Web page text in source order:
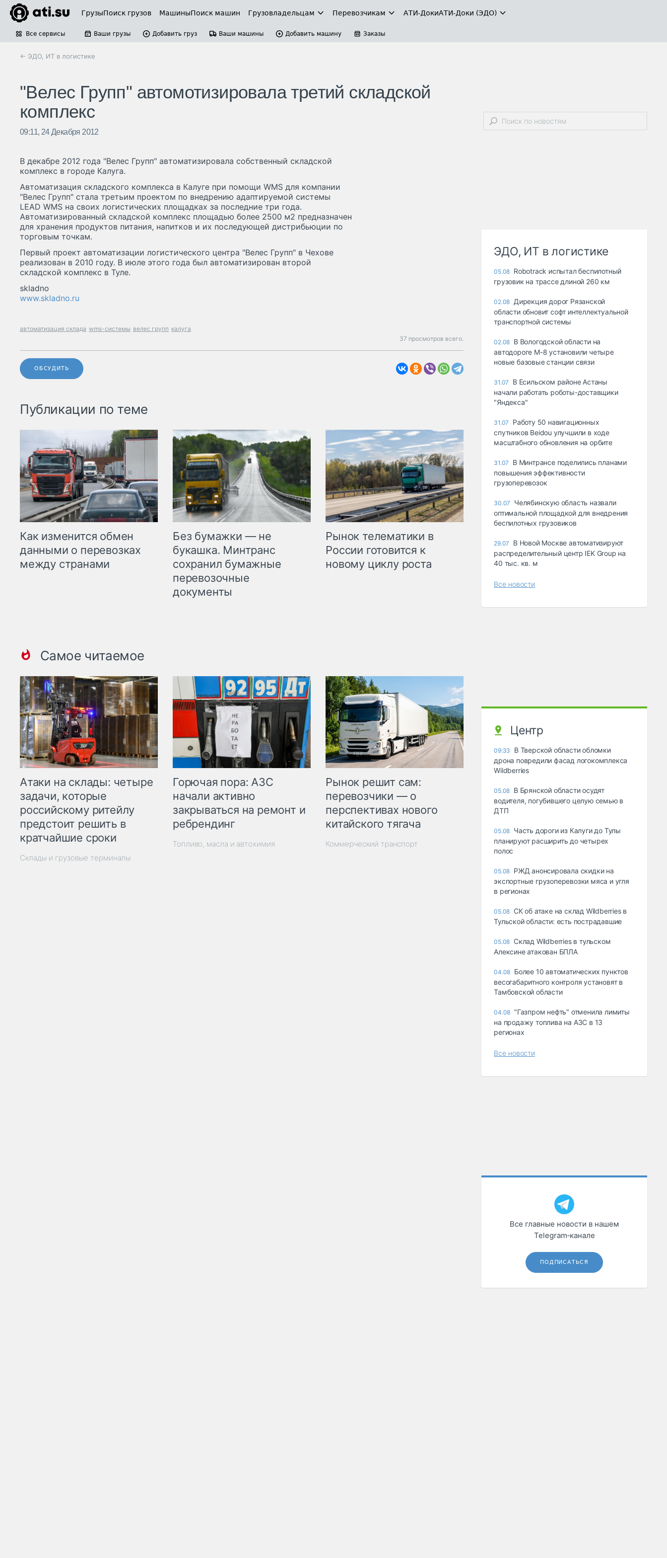
ГрузыПоиск грузов МашиныПоиск машин Грузовладельцам Перевозчикам АТИ-ДокиАТИ-Доки (ЭДО)
Все сервисы Ваши грузы Добавить груз Ваши машины Добавить машину Заказы
← ЭДО, ИТ в логистике
"Велес Групп" автомотизировала третий складской
комплекс
09:11, 24 Декабря 2012
В декабре 2012 года "Велес Групп" автоматизировала собственный складской
комплекс в городе Калуга.
Автоматизация складского комплекса в Калуге при помощи WMS для компании
"Велес Групп" стала третьим проектом по внедрению адаптируемой системы
LEAD WMS на своих логистических площадках за последние три года.
Автоматизированный складской комплекс площадью более 2500 м2 предназначен
для хранения продуктов питания, напитков и их последующей дистрибьюции по
торговым точкам.
Первый проект автоматизации логистического центра "Велес Групп" в Чехове
реализован в 2010 году. В июле этого года был автоматизирован второй
складской комплекс в Туле.
skladno
www.skladno.ru
автоматизация склада wms-системы велес групп калуга
37 просмотров всего.
ОБСУДИТЬ
Публикации по теме
Как изменится обмен
данными о перевозках
между странами
Без бумажки — не
букашка. Минтранс
сохранил бумажные
перевозочные
документы
Рынок телематики в
России готовится к
новому циклу роста
Самое читаемое
Атаки на склады: четыре
задачи, которые
российскому ритейлу
предстоит решить в
кратчайшие сроки
Склады и грузовые терминалы
Горючая пора: АЗС
начали активно
закрываться на ремонт и
ребрендинг
Топливо, масла и автохимия
Рынок решит сам:
перевозчики — о
перспективах нового
китайского тягача
Коммерческий транспорт
ЭДО, ИТ в логистике
05.08 Robotrack испытал беспилотный
грузовик на трассе длиной 260 км
02.08 Дирекция дорог Рязанской
области обновит софт интеллектуальной
транспортной системы
02.08 В Вологодской области на
автодороге М-8 установили четыре
новые базовые станции связи
31.07
В Есильском районе Астаны
начали работать роботы-доставщики
"Яндекса"
31.07
Работу 50 навигационных
спутников Beidou улучшили в ходе
масштабного обновления на орбите
31.07
В Минтрансе поделились планами
повышения эффективности
грузоперевозок
30.07
Челябинскую область назвали
оптимальной площадкой для внедрения
беспилотных грузовиков
29.07
В Новой Москве автоматизируют
распределительный центр IEK Group на
40 тыс. кв. м
Все новости
Центр
09:33
В Тверской области обломки
дрона повредили фасад логокомплекса
Wildberries
05.08 В Брянской области осудят
водителя, погубившего целую семью в
ДТП
05.08 Часть дороги из Калуги до Тулы
планируют расширить до четырех
полос
05.08 РЖД анонсировала скидки на
экспортные грузоперевозки мяса и угля
в регионах
05.08 СК об атаке на склад Wildberries в
Тульской области: есть пострадавшие
05.08 Склад Wildberries в тульском
Алексине атакован БПЛА
04.08 Более 10 автоматических пунктов
весогабаритного контроля установят в
Тамбовской области
04.08 "Газпром нефть" отменила лимиты
на продажу топлива на АЗС в 13
регионах
Все новости
Все главные новости в нашем
Telegram‑канале
ПОДПИСАТЬСЯ